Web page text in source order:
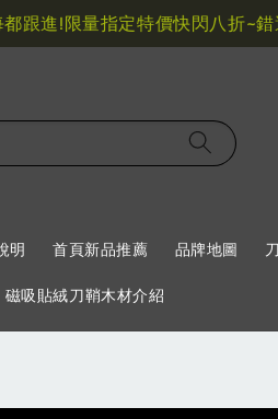
進!限量指定特價快閃八折~錯過可
明 首頁新品推薦 品牌地圖
磁吸貼絨刀鞘木材介紹